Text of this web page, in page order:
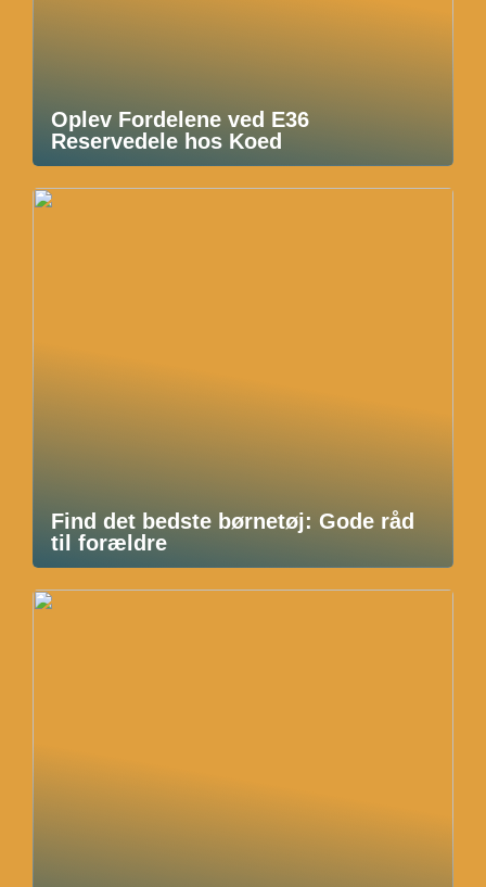
Oplev Fordelene ved E36
Reservedele hos Koed
Find det bedste børnetøj: Gode råd
til forældre